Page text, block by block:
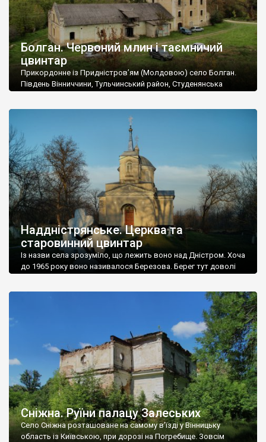
Болган. Червоний млин і таємничий
цвинтар
Прикордонне із Придністров’ям (Молдовою) село Болган.
Південь Вінниччини, Тульчинський район, Студенянська
старовинний цвинтар із кам’яними хрестами. Всі епітафії, які
збереглися, написані кирилицею, церковнослов’янською
мовою. За всіма традиційними ознаками – цвинтар
український. Хрести датуються 19 століттям. У 1924-1940
роках Болган […]
Наддністрянське. Церква та
старовинний цвинтар
Із назви села зрозуміло, що лежить воно над Дністром. Хоча
до 1965 року воно називалося Березова. Берег тут доволі
Наддністрянське відрізняється від більшості навколишніх
сіл. У селі є мурована Михайлівська церква. Точної дати […]
Сніжна. Руїни палацу Залеських
Село Сніжна розташоване на самому в’їзді у Вінницьку
область із Київською, при дорозі на Погребище. Зовсім